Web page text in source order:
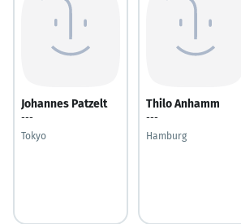
Johannes Patzelt
---
Tokyo
Thilo Anhamm
---
Hamburg